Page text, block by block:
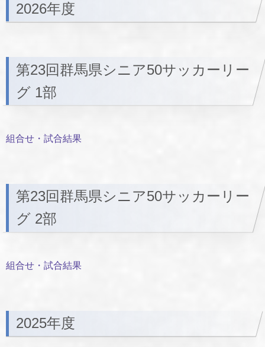
2026年度
第23回群馬県シニア50サッカーリー
グ 1部
組合せ・試合結果
第23回群馬県シニア50サッカーリー
グ 2部
組合せ・試合結果
2025年度